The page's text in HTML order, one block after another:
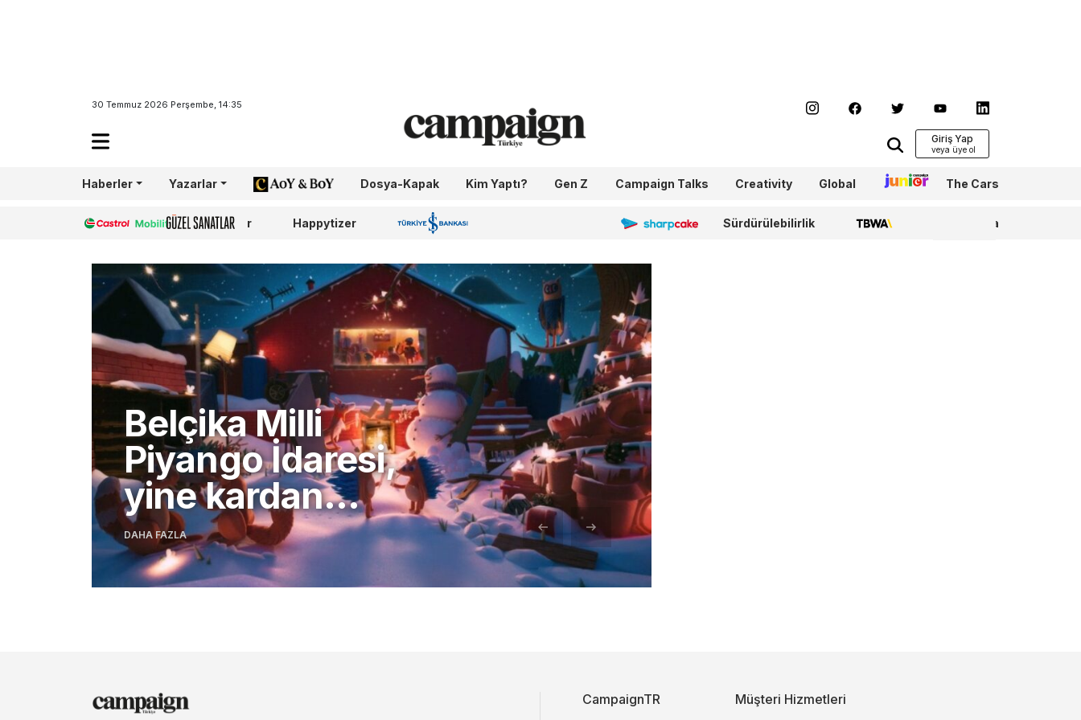
30 Temmuz 2026 Perşembe, 14:35
Giriş Yap
Haberler Yazarlar AoY/BoY Dosya-Kapak Kim Yaptı? Gen Z Campaign Talks Creativity Global Junior The Cars
Castrol Güzel Sanatlar Happytizer İş Bankası 100.Yıl Sharpcake Sürdürülebilirlik TBWA WPP Media
Belçika Milli
Piyango İdaresi,
yine kardan…
DAHA FAZLA
CampaignTR Müşteri Hizmetleri